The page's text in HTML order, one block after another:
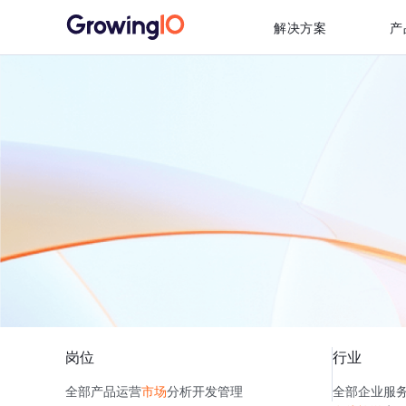
解决方案 产
岗位
全部产品运营市场分析开发管理
行业
全部企业服